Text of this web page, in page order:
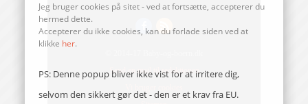
Send en mail til redaktionen
Jeg bruger cookies på sitet - ved at fortsætte, accepterer du
hermed dette.
Accepterer du ikke cookies, kan du forlade siden ved at
klikke her.
PS: Denne popup bliver ikke vist for at irritere dig,
selvom den sikkert gør det - den er et krav fra EU.